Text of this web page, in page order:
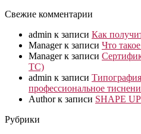
Свежие комментарии
admin к записи Как
Managerк записи Что
Managerк записи
ТС)
admin к записи
профессиональное
Authorк записи SHAPE
Рубрики